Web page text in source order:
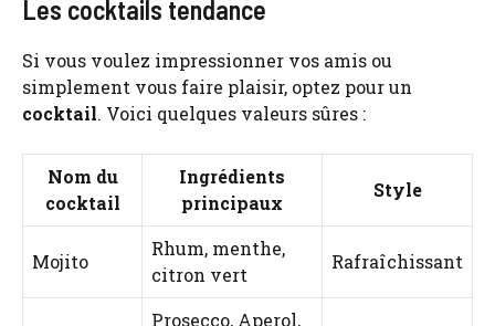
Les cocktails tendance
Si vous voulez impressionner vos amis ou
simplement vous faire plaisir, optez pour un
cocktail. Voici quelques valeurs sûres :
Nom du
cocktail
Ingrédients
principaux
Style
Mojito
Rhum, menthe,
citron vert
Rafraîchissant
Prosecco, Aperol,